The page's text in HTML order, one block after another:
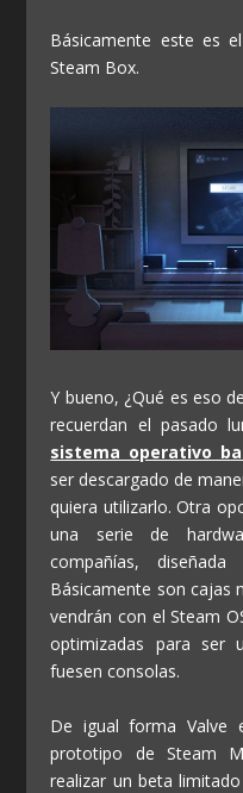
Básicamente este es
Steam Box.
Y bueno, ¿Qué es eso
recuerdan el pasado
sistema operativo
ser descargado de
quiera utilizarlo. Otra
una serie de
compañías,
Básicamente son cajas
vendrán con el Steam
optimizadas para ser
fuesen consolas.
De igual forma Valve
prototipo de Steam
realizar un beta